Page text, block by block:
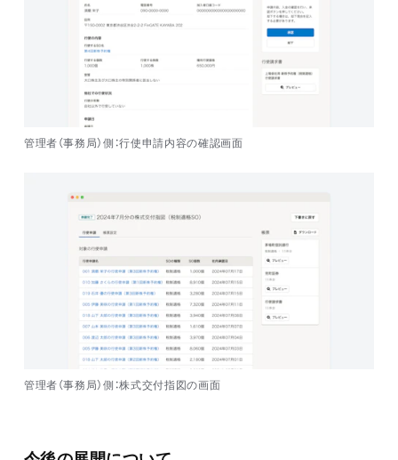
管理者（事務局）側：行使申請内容の確認画面
管理者（事務局）側：株式交付指図の画面